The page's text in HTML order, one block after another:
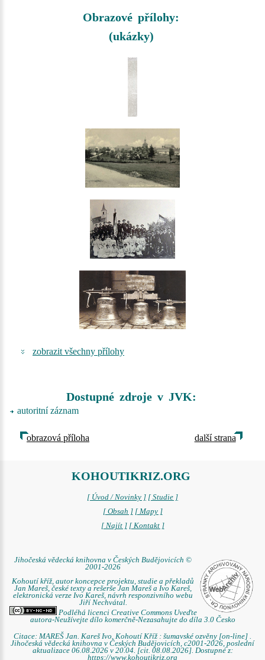
Obrazové přílohy:
(ukázky)
zobrazit všechny přílohy
Dostupné zdroje v JVK:
autoritní záznam
obrazová příloha další strana
KOHOUTIKRIZ.ORG
[ Úvod / Novinky ] [ Studie ]
[ Obsah ] [ Mapy ]
[ Najít ] [ Kontakt ]
Jihočeská vědecká knihovna v Českých Budějovicích ©
2001-2026
Kohoutí kříž, autor koncepce projektu, studie a překladů
Jan Mareš, české texty a rešerše Jan Mareš a Ivo Kareš,
elektronická verze Ivo Kareš, návrh responzivního webu
Jiří Nechvátal.
Podléhá licenci Creative Commons Uveďte
autora-Neužívejte dílo komerčně-Nezasahujte do díla 3.0 Česko
Citace: MAREŠ Jan. Kareš Ivo. Kohoutí Kříž : šumavské ozvěny [on-line] .
Jihočeská vědecká knihovna v Českých Budějovicích, c2001-2026, poslední
aktualizace 06.08.2026 v 20.04. [cit. 08.08.2026]. Dostupné z:
https://www.kohoutikriz.org